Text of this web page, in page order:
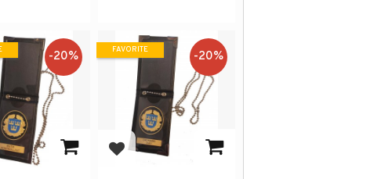
favorites
20%
Add to favorites
20%
FAVORITE